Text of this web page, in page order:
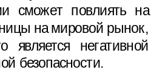
сможет повлиять на
на мировой рынок,
является  негативной
безопасности.